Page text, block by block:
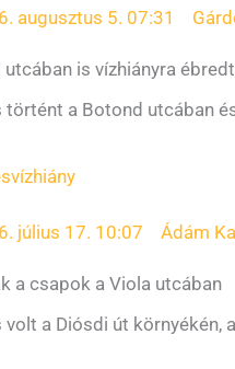
augusztus 5. 07:31
utcában is vízhiányra
történt a Botond utcában
vízhiány
július 17. 10:07 Ádám
a csapok a Viola utcában
volt a Diósdi út környékén,